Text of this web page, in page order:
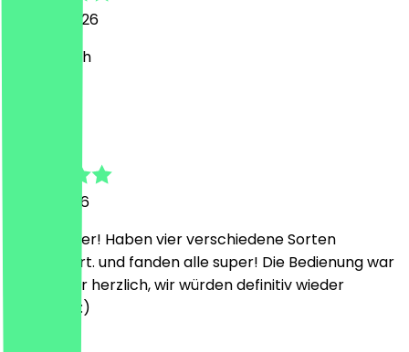
24. Juni 2026
Fantastisch
11. Juni 2026
Mega lecker! Haben vier verschiedene Sorten
ausprobiert. und fanden alle super! Die Bedienung war
auch super herzlich, wir würden definitiv wieder
kommen! :)